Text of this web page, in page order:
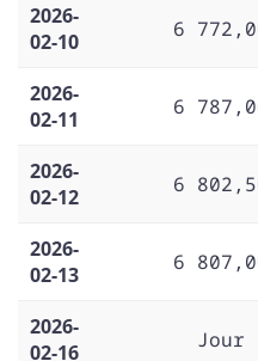
2026-
02-10
6
2026-
02-11
6
2026-
02-12
6
2026-
02-13
6
2026-
02-16